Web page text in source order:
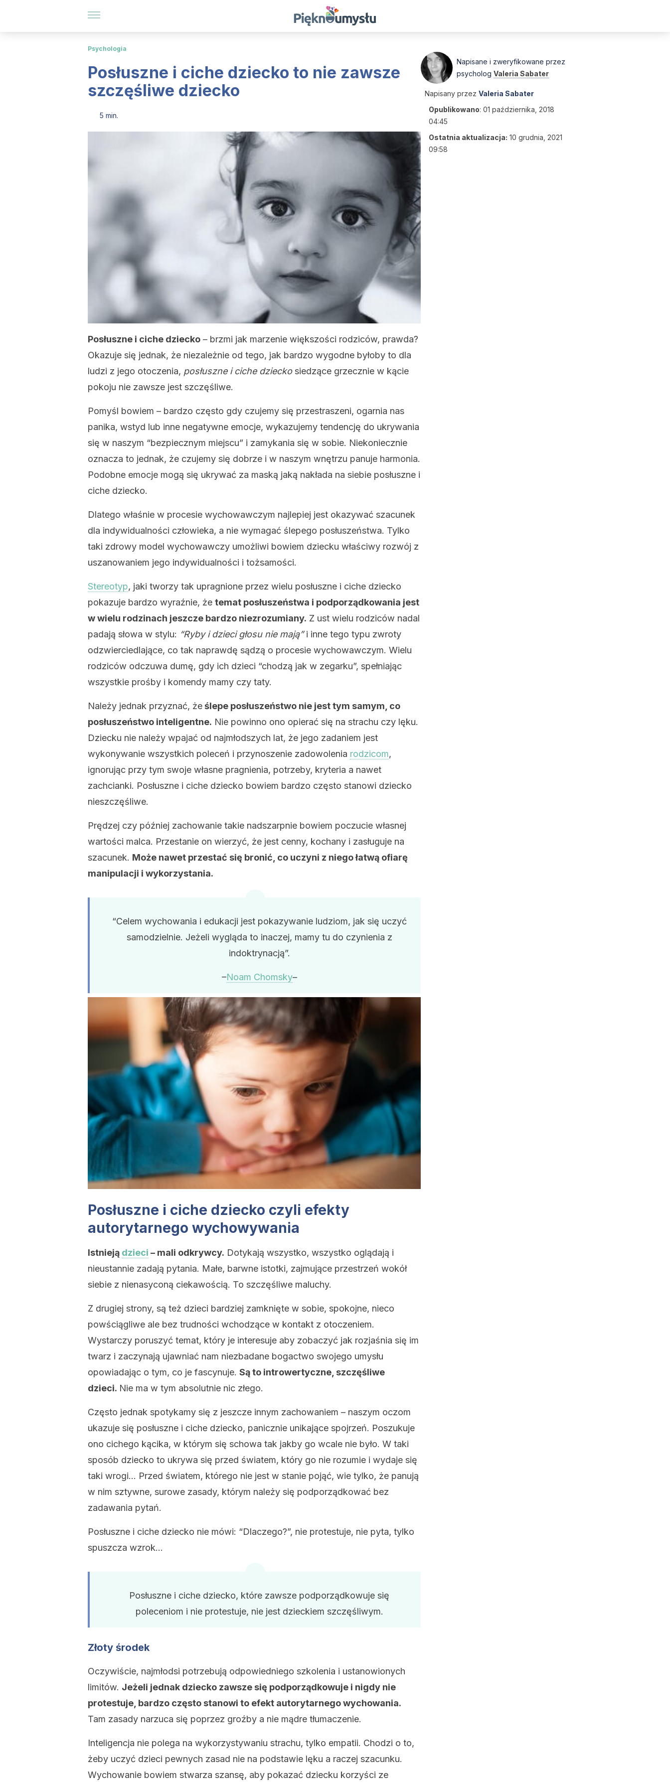
Psychologia
Posłuszne i ciche dziecko to nie zawsze
szczęśliwe dziecko
5 min.
Posłuszne i ciche dziecko – brzmi jak marzenie większości rodziców, prawda?
Okazuje się jednak, że niezależnie od tego, jak bardzo wygodne byłoby to dla
ludzi z jego otoczenia, posłuszne i ciche dzieckosiedzące grzecznie w kącie
pokoju nie zawsze jest szczęśliwe.
Pomyśl bowiem – bardzo często gdy czujemy się przestraszeni, ogarnia nas
panika, wstyd lub inne negatywne emocje, wykazujemy tendencję do ukrywania
się w naszym “bezpiecznym miejscu” i zamykania się w sobie. Niekoniecznie
oznacza to jednak, że czujemy się dobrze i w naszym wnętrzu panuje harmonia.
Podobne emocje mogą się ukrywać za maską jaką nakłada na siebie posłuszne i
ciche dziecko.
Dlatego właśnie w procesie wychowawczym najlepiej jest okazywać szacunek
dla indywidualności człowieka, a nie wymagać ślepego posłuszeństwa. Tylko
taki zdrowy model wychowawczy umożliwi bowiem dziecku właściwy rozwój z
uszanowaniem jego indywidualności i tożsamości.
Stereotyp, jaki tworzy tak upragnione przez wielu posłuszne i ciche dziecko
pokazuje bardzo wyraźnie, że temat posłuszeństwa i podporządkowania jest
w wielu rodzinach jeszcze bardzo niezrozumiany. Z ust wielu rodziców nadal
padają słowa w stylu: “Ryby i dzieci głosu nie mają”i inne tego typu zwroty
odzwierciedlające, co tak naprawdę sądzą o procesie wychowawczym. Wielu
rodziców odczuwa dumę, gdy ich dzieci “chodzą jak w zegarku”, spełniając
wszystkie prośby i komendy mamy czy taty.
Należy jednak przyznać, żeślepe posłuszeństwo nie jest tym samym, co
posłuszeństwo inteligentne. Nie powinno ono opierać się na strachu czy lęku.
Dziecku nie należy wpajać od najmłodszych lat, że jego zadaniem jest
wykonywanie wszystkich poleceń i przynoszenie zadowolenia rodzicom,
ignorując przy tym swoje własne pragnienia, potrzeby, kryteria a nawet
zachcianki. Posłuszne i ciche dziecko bowiem bardzo często stanowi dziecko
nieszczęśliwe.
Prędzej czy później zachowanie takie nadszarpnie bowiem poczucie własnej
wartości malca. Przestanie on wierzyć, że jest cenny, kochany i zasługuje na
szacunek. Może nawet przestać się bronić, co uczyni z niego łatwą ofiarę
manipulacji i wykorzystania.
“Celem wychowania i edukacji jest pokazywanie ludziom, jak się uczyć
samodzielnie. Jeżeli wygląda to inaczej, mamy tu do czynienia z
indoktrynacją”.
–Noam Chomsky–
Posłuszne i ciche dziecko czyli efekty
autorytarnego wychowywania
Istnieją dzieci – mali odkrywcy. Dotykają wszystko, wszystko oglądają i
nieustannie zadają pytania. Małe, barwne istotki, zajmujące przestrzeń wokół
siebie z nienasyconą ciekawością. To szczęśliwe maluchy.
Z drugiej strony, są też dzieci bardziej zamknięte w sobie, spokojne, nieco
powściągliwe ale bez trudności wchodzące w kontakt z otoczeniem.
Wystarczy poruszyć temat, który je interesuje aby zobaczyć jak rozjaśnia się im
twarz i zaczynają ujawniać nam niezbadane bogactwo swojego umysłu
opowiadając o tym, co je fascynuje. Są to introwertyczne, szczęśliwe
dzieci. Nie ma w tym absolutnie nic złego.
Często jednak spotykamy się z jeszcze innym zachowaniem – naszym oczom
ukazuje się posłuszne i ciche dziecko, panicznie unikające spojrzeń. Poszukuje
ono cichego kącika, w którym się schowa tak jakby go wcale nie było. W taki
sposób dziecko to ukrywa się przed światem, który go nie rozumie i wydaje się
taki wrogi… Przed światem, którego nie jest w stanie pojąć, wie tylko, że panują
w nim sztywne, surowe zasady, którym należy się podporządkować bez
zadawania pytań.
Posłuszne i ciche dziecko nie mówi: “Dlaczego?”, nie protestuje, nie pyta, tylko
spuszcza wzrok…
Posłuszne i ciche dziecko, które zawsze podporządkowuje się
poleceniom i nie protestuje, nie jest dzieckiem szczęśliwym.
Złoty środek
Oczywiście, najmłodsi potrzebują odpowiedniego szkolenia i ustanowionych
limitów. Jeżeli jednak dziecko zawsze się podporządkowuje i nigdy nie
protestuje, bardzo często stanowi to efekt autorytarnego wychowania.
Tam zasady narzuca się poprzez groźby a nie mądre tłumaczenie.
Inteligencja nie polega na wykorzystywaniu strachu, tylko empatii. Chodzi o to,
żeby uczyć dzieci pewnych zasad nie na podstawie lęku a raczej szacunku.
Wychowanie bowiem stwarza szansę, aby pokazać dziecku korzyści ze
Napisane i zweryfikowane przez
psycholog Valeria Sabater
Napisany przez Valeria Sabater
Opublikowano: 01 października, 2018
04:45
Ostatnia aktualizacja: 10 grudnia, 2021
09:58